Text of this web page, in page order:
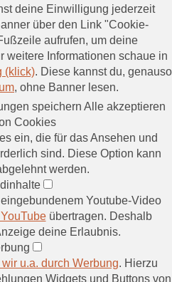
deine Einwilligung jederzeit
über den Link "Cookie-
aufrufen, um deine
weitere Informationen schaue in
(klick). Diese kannst du, genauso
, ohne Banner lesen.
speichern Alle akzeptieren
Cookies
ein, die für das Ansehen und
sind. Diese Option kann
werden.
Youtube-Video
übertragen. Deshalb
deine Erlaubnis.
u.a. durch Werbung. Hierzu
Widgets und Buttons von